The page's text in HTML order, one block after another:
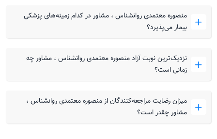
منصوره معتمدی روانشناس ، مشاور در کدام زمینه‌های پزشکی
بیمار می‌پذیرد؟
نزدیک‌ترین نوبت آزاد منصوره معتمدی روانشناس ، مشاور چه
زمانی است؟
میزان رضایت مراجعه‌کنندگان از منصوره معتمدی روانشناس ،
مشاور چقدر است؟